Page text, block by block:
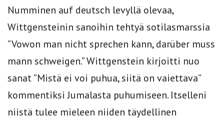
Numminen auf deutsch levyllä olevaa,
Wittgensteinin sanoihin tehtyä sotilasmarssia
”Vowon man nicht sprechen kann, darüber muss
mann schweigen.” Wittgenstein kirjoitti nuo
sanat ”Mistä ei voi puhua, siitä on vaiettava”
kommentiksi Jumalasta puhumiseen. Itselleni
niistä tulee mieleen niiden täydellinen